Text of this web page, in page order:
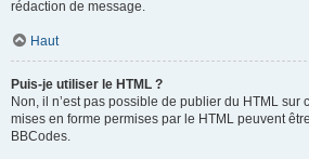
rédaction de message.
Haut
Puis-je utiliser le HTML ?
Non, il n’est pas possible de publier du HTML sur
mises en forme permises par le HTML peuvent
BBCodes.